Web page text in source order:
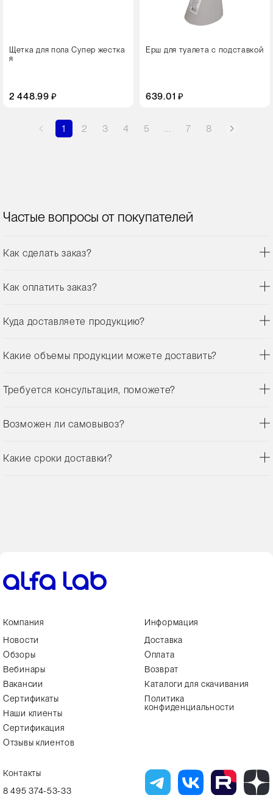
Щетка для пола Супер жестка
я
2 448.99 ₽
Ерш для туалета с подставкой
639.01 ₽
1 2 3 4 5 ... 7 8
Частые вопросы от покупателей
Как сделать заказ?
Как оплатить заказ?
Куда доставляете продукцию?
Какие объемы продукции можете доставить?
Требуется консультация, поможете?
Возможен ли самовывоз?
Какие сроки доставки?
Компания
Новости
Обзоры
Вебинары
Вакансии
Сертификаты
Наши клиенты
Сертификация
Отзывы клиентов
Информация
Доставка
Оплата
Возврат
Каталоги для скачивания
Политика
конфиденциальности
Контакты
8 495 374-53-33